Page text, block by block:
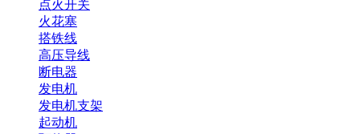
点火开关
火花塞
搭铁线
高压导线
断电器
发电机
发电机支架
起动机